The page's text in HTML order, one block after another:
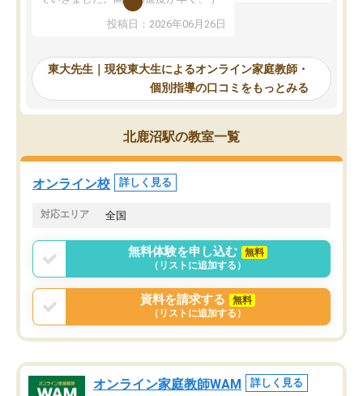
供も家に帰って勉強の話すると嫌な反
応を示します。東大先生にお願いして
れるので、親としても安心です。毎日
使える自習室とかもあり、わからない
ところがあれば先生が回答してくれる
のも重宝しています。
投稿日：2026年06月26日
自習室が毎日使えていつ
るのが心強かったよう
謝です。
東大先生｜現役東大生によるオンライン家庭教師・
個別指導の口コミをもっとみる
北鹿沼駅の教室一覧
オンライン校 詳しく見る
対応エリア 全国
無料体験を申し込む
無料
（リストに追加する）
資料を請求する
無料
（リストに追加する）
オンライン家庭教師WAM 詳しく見る